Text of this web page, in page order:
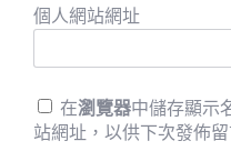
個人網站網址
在瀏覽器中儲存顯示
站網址，以供下次發佈留